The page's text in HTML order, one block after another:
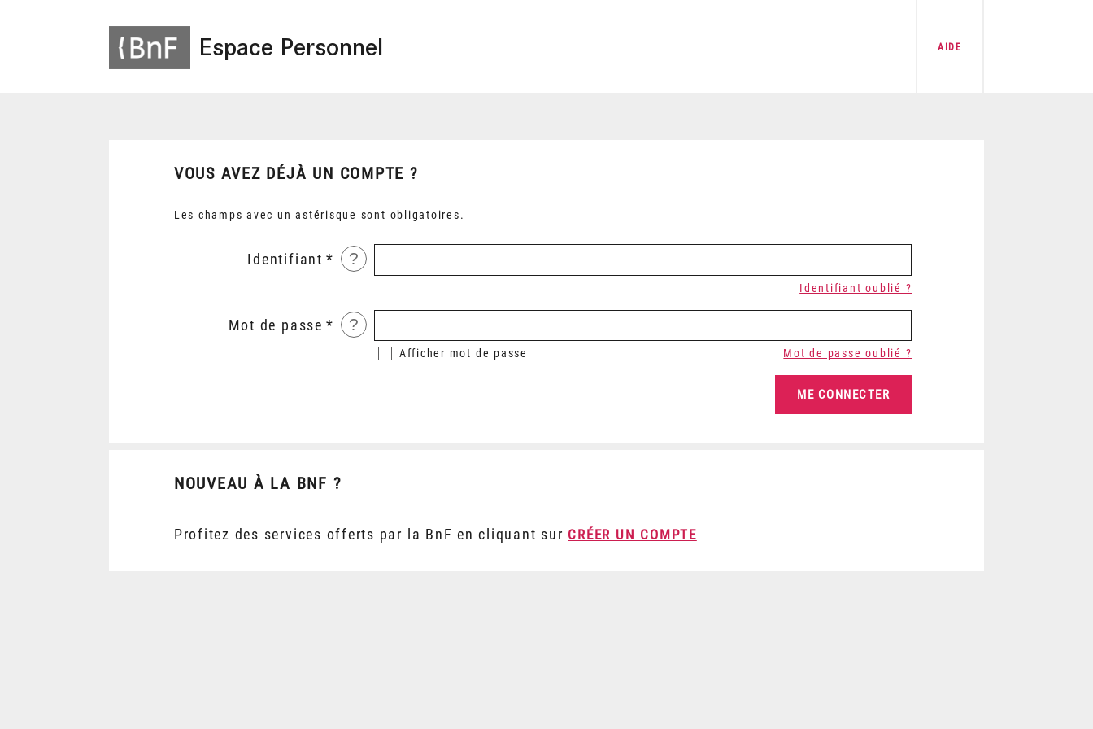
Espace Personnel AIDE
VOUS AVEZ DÉJÀ UN COMPTE ?
Les champs avec un astérisque sont obligatoires.
Identifiant ?
Identifiant oublié ?
Mot de passe ?
Afficher mot de passe Mot de passe oublié ?
NOUVEAU À LA BNF ?
Profitez des services offerts par la BnF en cliquant sur CRÉER UN COMPTE